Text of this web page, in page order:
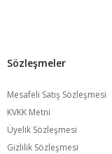
Sözleşmeler
Mesafeli Satış Sözleşmesi
KVKK Metni
Üyelik Sözleşmesi
Gizlilik Sözleşmesi